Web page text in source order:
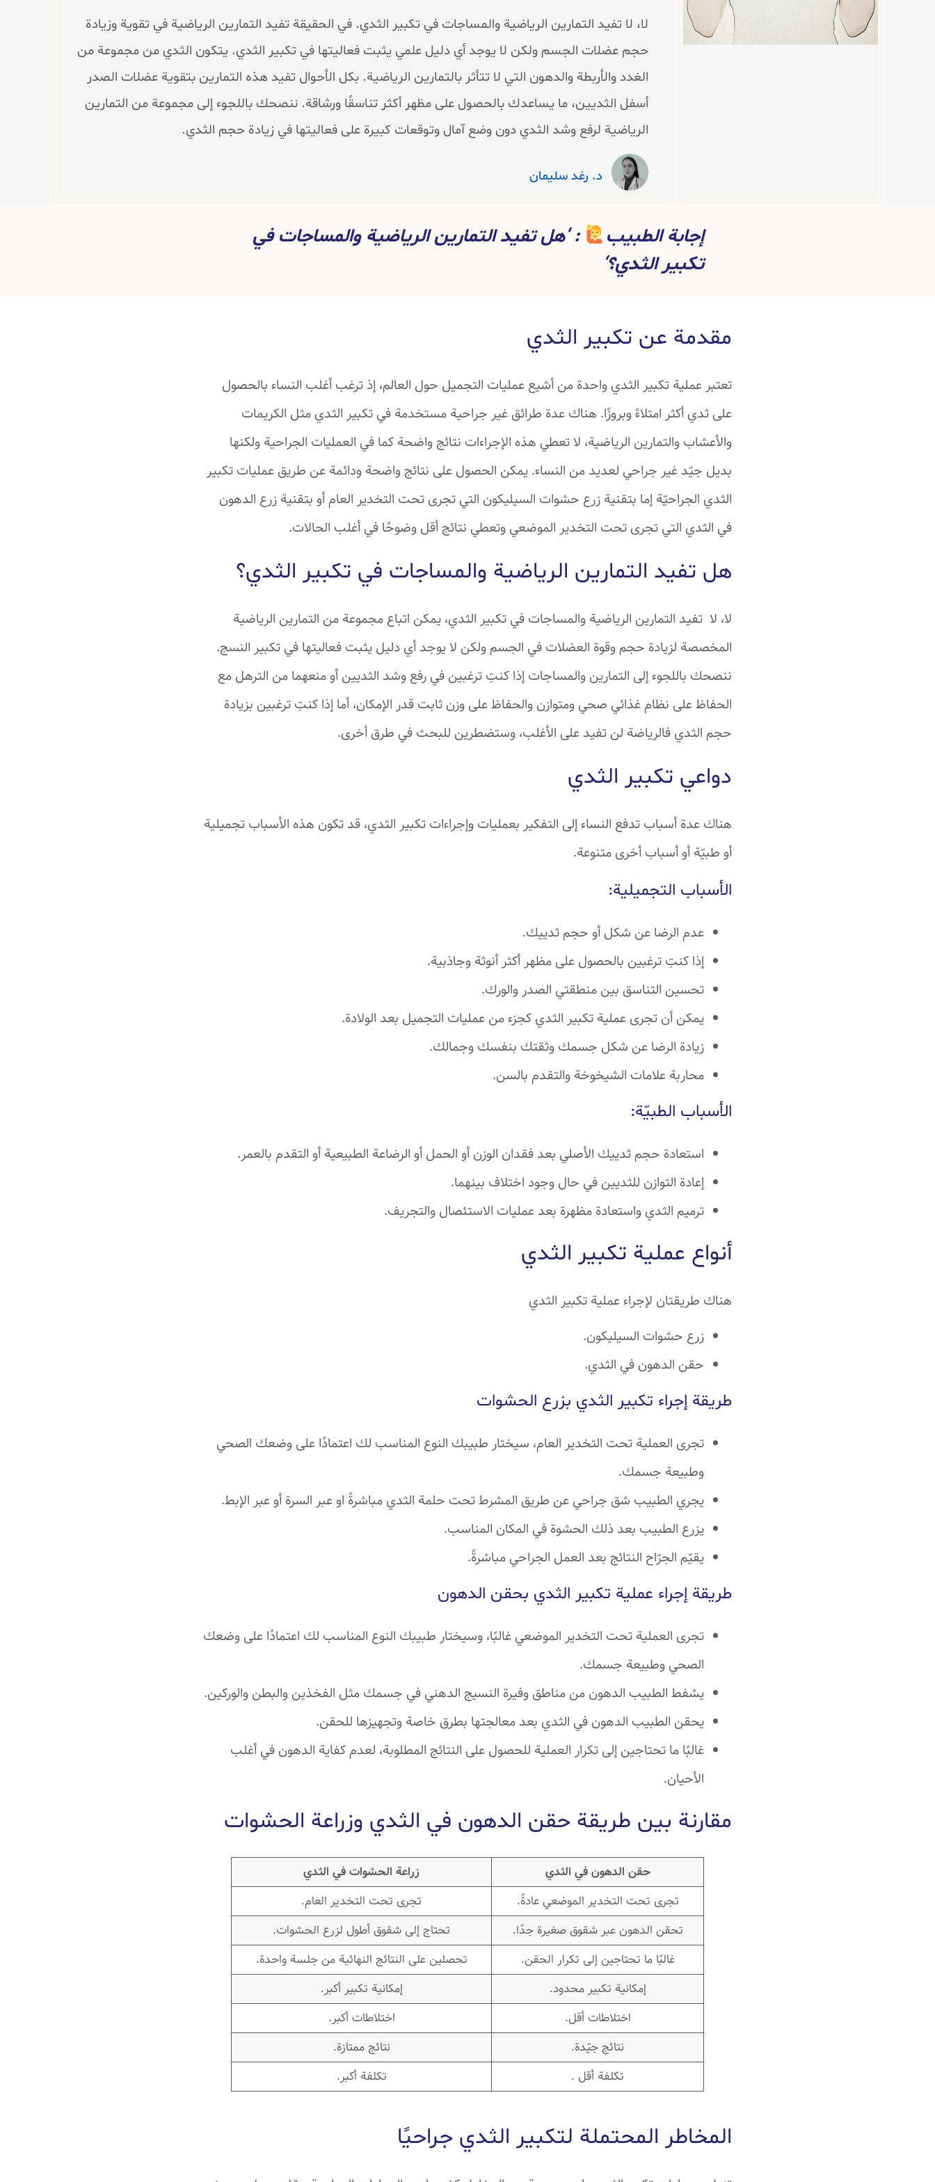
لا، لا تفيد التمارين الرياضية والمساجات في تكبير الثدي. في الحقيقة تفيد التمارين الرياضية في تقوية وزيادة
حجم عضلات الجسم ولكن لا يوجد أي دليل علمي يثبت فعاليتها في تكبير الثدي. يتكون الثدي من مجموعة من
الغدد والأربطة والدهون التي لا تتأثر بالتمارين الرياضية. بكل الأحوال تفيد هذه التمارين بتقوية عضلات الصدر
أسفل الثديين، ما يساعدك بالحصول على مظهر أكثر تناسقًا ورشاقة. ننصحك باللجوء إلى مجموعة من التمارين
الرياضية لرفع وشد الثدي دون وضع آمال وتوقعات كبيرة على فعاليتها في زيادة حجم الثدي.
د. رغد سليمان
إجابة الطبيب
: ‘هل تفيد التمارين الرياضية والمساجات في
تكبير الثدي؟‘
مقدمة عن تكبير الثدي
تعتبر عملية تكبير الثدي واحدة من أشيع عمليات التجميل حول العالم، إذ ترغب أغلب النساء بالحصول
على ثدي أكثر امتلاءً وبروزًا. هناك عدة طرائق غير جراحية مستخدمة في تكبير الثدي مثل الكريمات
والأعشاب والتمارين الرياضية، لا تعطي هذه الإجراءات نتائج واضحة كما في العمليات الجراحية ولكنها
بديل جيّد غير جراحي لعديد من النساء. يمكن الحصول على نتائج واضحة ودائمة عن طريق عمليات تكبير
الثدي الجراحيّة إما بتقنية زرع حشوات السيليكون التي تجرى تحت التخدير العام أو بتقنية زرع الدهون
في الثدي التي تجرى تحت التخدير الموضعي وتعطي نتائج أقل وضوحًا في أغلب الحالات.
هل تفيد التمارين الرياضية والمساجات في تكبير الثدي؟
لا، لا تفيد التمارين الرياضية والمساجات في تكبير الثدي، يمكن اتباع مجموعة من التمارين الرياضية
المخصصة لزيادة حجم وقوة العضلات في الجسم ولكن لا يوجد أي دليل يثبت فعاليتها في تكبير النسج.
ننصحك باللجوء إلى التمارين والمساجات إذا كنتِ ترغبين في رفع وشد الثديين أو منعهما من الترهل مع
الحفاظ على نظام غذائي صحي ومتوازن والحفاظ على وزن ثابت قدر الإمكان، أما إذا كنتِ ترغبين بزيادة
حجم الثدي فالرياضة لن تفيد على الأغلب، وستضطرين للبحث في طرق أخرى.
دواعي تكبير الثدي
هناك عدة أسباب تدفع النساء إلى التفكير بعمليات وإجراءات تكبير الثدي، قد تكون هذه الأسباب تجميلية
أو طبيّة أو أسباب أخرى متنوعة.
الأسباب التجميلية:
عدم الرضا عن شكل أو حجم ثدييك.
إذا كنتِ ترغبين بالحصول على مظهر أكثر أنوثة وجاذبية.
تحسين التناسق بين منطقتي الصدر والورك.
يمكن أن تجرى عملية تكبير الثدي كجزء من عمليات التجميل بعد الولادة.
زيادة الرضا عن شكل جسمك وثقتك بنفسك وجمالك.
محاربة علامات الشيخوخة والتقدم بالسن.
الأسباب الطبيّة:
استعادة حجم ثدييك الأصلي بعد فقدان الوزن أو الحمل أو الرضاعة الطبيعية أو التقدم بالعمر.
إعادة التوازن للثديين في حال وجود اختلاف بينهما.
ترميم الثدي واستعادة مظهرة بعد عمليات الاستئصال والتجريف.
أنواع عملية تكبير الثدي
هناك طريقتان لإجراء عملية تكبير الثدي
زرع حشوات السيليكون.
حقن الدهون في الثدي.
طريقة إجراء تكبير الثدي بزرع الحشوات
تجرى العملية تحت التخدير العام، سيختار طبيبك النوع المناسب لك اعتمادًا على وضعك الصحي
وطبيعة جسمك.
يجري الطبيب شق جراحي عن طريق المشرط تحت حلمة الثدي مباشرةً او عبر السرة أو عبر الإبط.
يزرع الطبيب بعد ذلك الحشوة في المكان المناسب.
يقيّم الجرّاح النتائج بعد العمل الجراحي مباشرةً.
طريقة إجراء عملية تكبير الثدي بحقن الدهون
تجرى العملية تحت التخدير الموضعي غالبًا، وسيختار طبيبك النوع المناسب لك اعتمادًا على وضعك
الصحي وطبيعة جسمك.
يشفط الطبيب الدهون من مناطق وفيرة النسيج الدهني في جسمك مثل الفخذين والبطن والوركين.
يحقن الطبيب الدهون في الثدي بعد معالجتها بطرق خاصة وتجهيزها للحقن.
غالبًا ما تحتاجين إلى تكرار العملية للحصول على النتائج المطلوبة، لعدم كفاية الدهون في أغلب
الأحيان.
مقارنة بين طريقة حقن الدهون في الثدي وزراعة الحشوات
حقن الدهون في الثدي
زراعة الحشوات في الثدي
تجرى تحت التخدير الموضعي عادةً.
تجرى تحت التخدير العام.
تحقن الدهون عبر شقوق صغيرة جدًا.
تحتاج إلى شقوق أطول لزرع الحشوات.
غالبًا ما تحتاجين إلى تكرار الحقن.
تحصلين على النتائج النهائية من جلسة واحدة.
إمكانية تكبير محدود.
إمكانية تكبير أكبر.
اختلاطات أقل.
اختلاطات أكبر.
نتائج جيّدة.
نتائج ممتازة.
تكلفة أقل .
تكلفة أكبر.
المخاطر المحتملة لتكبير الثدي جراحيًا